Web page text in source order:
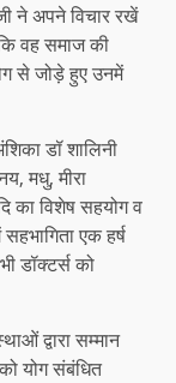
ने अपने विचार रखें
वह समाज की
से जोड़े हुए उनमें
डॉ शालिनी
मधु, मीरा
का विशेष सहयोग व
एक हर्ष
डॉक्टर्स को
द्वारा सम्मान
योग संबंधित